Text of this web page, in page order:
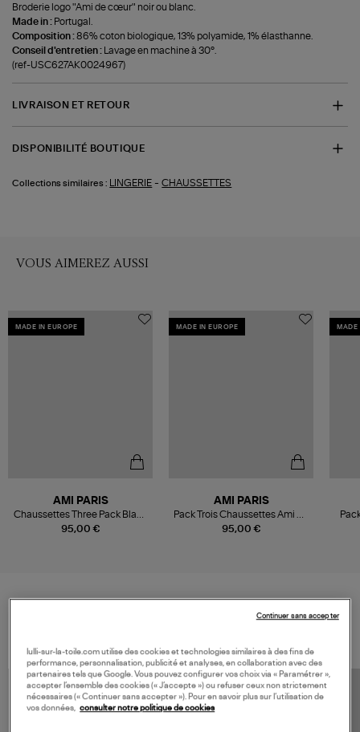
Broderie logo "Ami de cœur" noir ou blanc.
Made in : Portugal.
Composition :86% coton biologique, 13% polyamide, 1% élasthanne.
Conseil d'entretien : Lavage en machine à 30°.
(ref-USC627AK0024967)
LIVRAISON ET RETOUR
DISPONIBILITÉ BOUTIQUE
Collections similaires : LINGERIE -CHAUSSETTES
VOUS AIMEREZ AUSSI
MADE IN EUROPE
95,00 €
AMI PARIS
Chaussettes Three Pack Black
Ami De Cœur Off Wh Grey
MADE IN EUROPE
95,00 €
AMI PARIS
Pack Trois Chaussettes Ami De
Coeur Noir Ecru
MADE
lulli-sur-la-toile.com utilise des cookies et technologies similaires à des fins de
performance, personnalisation, publicité et analyses, en collaboration avec des
partenaires tels que Google. Vous pouvez configurer vos choix via « Paramétrer »,
accepter l’ensemble des cookies (« J’accepte ») ou refuser ceux non strictement
nécessaires (« Continuer sans accepter »). Pour en savoir plus sur l’utilisation de
vos données, consulter notre politique de cookies
Continuer sans accepter